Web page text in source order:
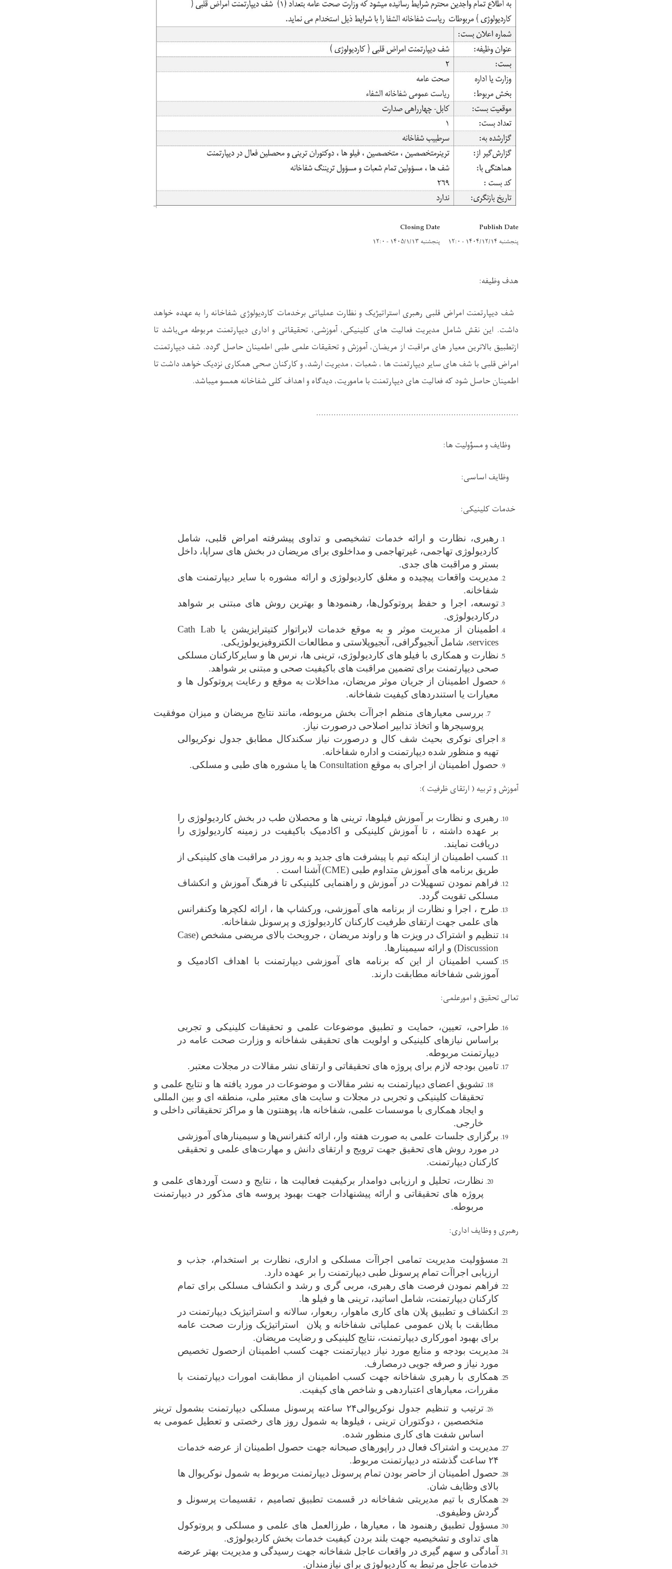
Publish Date
پنجشنبه ۱۴۰۴/۱۲/۱۴ - ۱۲:۰
Closing Date
پنجشنبه ۱۴۰۵/۱/۱۳ - ۱۲:۰
هدف وظیفه:
شف دیپارتمنت امراض قلبی رهبری استراتیژیک و نظارت عملیاتی برخدمات کاردیولوژی شفاخانه را به عهده خواهد
داشت. این نقش شامل مدیریت فعالیت های کلینیکی، آموزشی، تحقیقاتی و اداری دیپارتمنت مربوطه می‌باشد تا
ازتطبیق بالاترین معیار های مراقبت از مریضان، آموزش و تحقیقات علمی طبی اطمینان حاصل گردد. شف دیپارتمنت
امراض قلبی با شف های سایر دیپارتمنت ها ، شعبات ، مدیریت ارشد، و کارکنان صحی همکاری نزدیک خواهد داشت تا
اطمینان حاصل شود که فعالیت های دیپارتمنت با ماموریت، دیدگاه و اهداف کلی شفاخانه همسو میباشد.
.................................................................................
وظایف ومسؤولیت ها:
وظایف اساسی:
خدمات کلینیکی:
رهبری، نظارت و ارائه خدمات تشخیصی و تداوی پیشرفته امراض قلبی، شامل
کاردیولوژی تهاجمی، غیرتهاجمی و مداخلوی برای مریضان در بخش ‌های سراپا، داخل
بستر و مراقبت‌ های جدی.
مدیریت واقعات پیچیده و مغلق کاردیولوژی و ارائه مشوره با سایر دیپارتمنت ‌های
شفاخانه.
توسعه، اجرا و حفظ پروتوکول‌ها، رهنمودها و بهترین روش ‌های مبتنی بر شواهد
درکاردیولوژی.
اطمینان از مدیریت موثر و به موقع خدمات لابراتوار کتیترایزیشن یا Cath Lab
services، شامل آنجیوگرافی، آنجیوپلاستی و مطالعات الکتروفیزیولوژیکی.
نظارت و همکاری با فیلو های کاردیولوژی، ترینی ها، نرس ها و سایرکارکنان مسلکی
صحی دیپارتمنت برای تضمین مراقبت های باکیفیت صحی و مبتنی بر شواهد.
حصول اطمینان از جریان موثر مریضان، مداخلات به ‌موقع و رعایت پروتوکول ‌ها و
معیارات یا استندردهای کیفیت شفاخانه.
بررسی معیارهای منظم اجراآت بخش مربوطه، مانند نتایج مریضان و میزان موفقیت
پروسیجرها و اتخاذ تدابیر اصلاحی درصورت نیاز.
اجرای نوکری بحیث شف کال و درصورت نیاز سکندکال مطابق جدول نوکریوالی
تهیه و منظور شده دیپارتمنت و اداره شفاخانه.
حصول اطمینان از اجرای به موقع Consultation ها یا مشوره های طبی و مسلکی.
آموزش و تربیه ( ارتقای ظرفیت ):
رهبری و نظارت بر آموزش فیلوها، ترینی ها و محصلان طب در بخش کاردیولوژی را
بر عهده داشته ، تا آموزش کلینیکی و اکادمیک باکیفیت در زمینه کاردیولوژی را
دریافت نمایند.
کسب اطمینان از اینکه تیم با پیشرفت ‌های جدید و به روز در مراقبت ‌های کلینیکی از
طریق برنامه ‌های آموزش متداوم طبی (CME)آشنا است .
فراهم نمودن تسهیلات در آموزش و راهنمایی کلینیکی تا فرهنگ آموزش و انکشاف
مسلکی تقویت گردد.
طرح ، اجرا و نظارت از برنامه ‌های آموزشی، ورکشاپ ‌ها ، ارائه لکچرها وکنفرانس
های علمی جهت ارتقای ظرفیت کارکنان کاردیولوژی و پرسونل شفاخانه.
تنظیم و اشتراک در ویزت ها و راوند مریضان ، جروبحث بالای مریضی مشخص (Case
Discussion) و ارائه سیمینارها.
کسب اطمینان از این که برنامه ‌های آموزشی دیپارتمنت با اهداف اکادمیک و
آموزشی شفاخانه مطابقت دارند.
تعالی تحقیق و امورعلمی:
طراحی، تعیین، حمایت و تطبیق موضوعات علمی و تحقیقات کلینیکی و تجربی
براساس نیازهای کلینیکی و اولویت ‌های تحقیقی شفاخانه و وزارت صحت عامه در
دیپارتمنت مربوطه.
تامین بودجه لازم برای پروژه ‌های تحقیقاتی و ارتقای نشر مقالات در مجلات معتبر.
تشویق اعضای دیپارتمنت به نشر مقالات و موضوعات در مورد یافته ها و نتایج علمی و
تحقیقات کلینیکی و تجربی در مجلات و سایت های معتبر ملی، منطقه ای و بین المللی
و ایجاد همکاری با موسسات علمی، شفاخانه ها، پوهنتون ها و مراکز تحقیقاتی داخلی و
خارجی.
برگزاری جلسات علمی به صورت هفته وار، ارائه کنفرانس‌ها و سیمینارهای آموزشی
در مورد روش های تحقیق جهت ترویج و ارتقای دانش و مهارت‌های علمی و تحقیقی
کارکنان دیپارتمنت.
نظارت، تحلیل و ارزیابی دوامدار برکیفیت فعالیت ها ، نتایج و دست آوردهای علمی و
پروژه های تحقیقاتی و ارائه پیشنهادات جهت بهبود پروسه های مذکور در دیپارتمنت
مربوطه.
رهبری و وظایف اداری:
مسؤولیت مدیریت تمامی اجراآت مسلکی و اداری، نظارت بر استخدام، جذب و
ارزیابی اجراآت تمام پرسونل طبی دیپارتمنت را بر
عهده دارد.
فراهم نمودن فرصت های رهبری، مربی گری و رشد و انکشاف مسلکی برای تمام
کارکنان دیپارتمنت، شامل اساتید، ترینی ها و فیلو ها.
انکشاف و تطبیق پلان های کاری ماهوار، ربعوار، سالانه و استراتیژیک دیپارتمنت در
مطابقت با پلان عمومی عملیاتی شفاخانه و پلان استراتیژیک وزارت صحت عامه
برای بهبود امورکاری دیپارتمنت، نتایج کلینیکی و رضایت مریضان.
مدیریت بودجه و منابع مورد نیاز دیپارتمنت جهت کسب اطمینان ازحصول تخصیص
مورد نیاز و ‌صرفه جویی درمصارف.
همکاری با رهبری شفاخانه جهت کسب اطمینان از مطابقت امورات دیپارتمنت با
مقررات، معیارهای اعتباردهی و شاخص های کیفیت.
ترتیب و تنظیم جدول نوکریوالی۲۴ ساعته پرسونل مسلکی دیپارتمنت بشمول ترینر
متخصصین ، دوکتوران ترینی ، فیلوها به شمول روز های رخصتی و تعطیل عمومی به
اساس شفت های کاری منظور شده.
مدیریت و اشتراک فعال در راپورهای صبحانه جهت حصول اطمینان از عرضه خدمات
۲۴ ساعت گذشته در دیپارتمنت مربوط.
حصول اطمینان از حاضر بودن تمام پرسونل دیپارتمنت مربوط به شمول نوکریوال ها
بالای وظایف شان.
همکاری با تیم مدیریتی شفاخانه در قسمت تطبیق تصامیم ، تقسیمات پرسونل و
گردش وظیفوی.
مسؤول تطبیق رهنمود ها ، معیارها ، طرزالعمل های علمی و مسلکی و پروتوکول
های تداوی و تشخیصیه جهت بلند بردن کیفیت خدمات بخش کاردیولوژی.
آمادگی و سهم گیری در واقعات عاجل شفاخانه جهت رسیدگی و مدیریت بهتر عرضه
خدمات عاجل مرتبط به کاردیولوژی برای نیازمندان.